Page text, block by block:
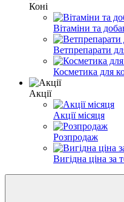
Коні
Вітаміни та
Ветпрепарати
Косметика для
Акції
Акції місяця
Розпродаж
Вигідна ціна за